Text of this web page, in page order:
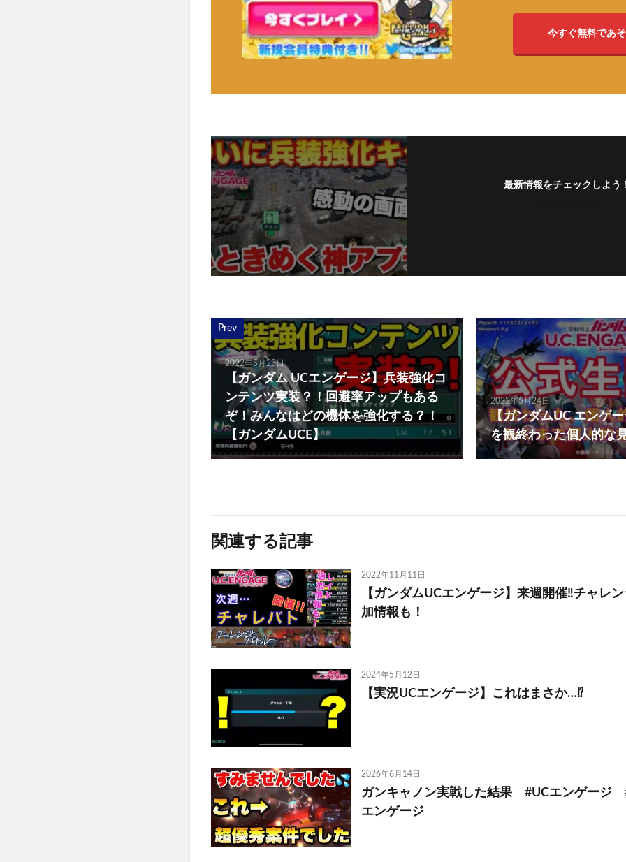
今すぐ無料であ
最新情報をチェックしよう
Prev
2022年5月23日
【ガンダム UCエンゲージ】兵装強化コ
ンテンツ実装？！回避率アップもある
ぞ！みんなはどの機体を強化する？！
【ガンダムUCE】
2022年5月24日
【ガンダムUC エンゲ
を観終わった個人的な
関連する記事
2022年11月11日
【ガンダムUCエンゲージ】来週開催‼️チャレ
加情報も！
2024年5月12日
【実況UCエンゲージ】これはまさか…⁉︎
2026年6月14日
ガンキャノン実戦した結果 #UCエンゲージ
エンゲージ